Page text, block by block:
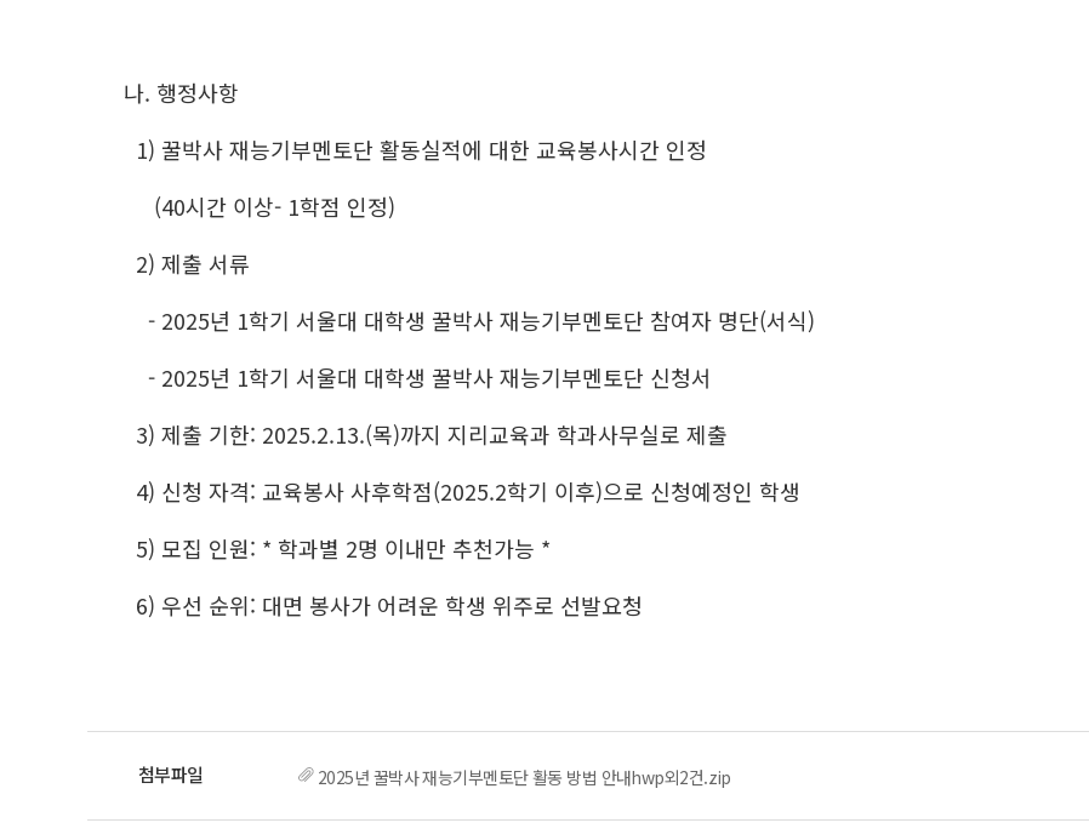
나. 행정사항
1) 꿀박사 재능기부멘토단 활동실적에 대한 교육봉사시간 인정
(40시간 이상- 1학점 인정)
2) 제출 서류
- 2025년 1학기 서울대 대학생 꿀박사 재능기부멘토단 참여자 명단(서식)
- 2025년 1학기 서울대 대학생 꿀박사 재능기부멘토단 신청서
3) 제출 기한: 2025.2.13.(목)까지 지리교육과 학과사무실로 제출
4) 신청 자격: 교육봉사 사후학점(2025.2학기 이후)으로 신청예정인 학생
5) 모집 인원: * 학과별 2명 이내만 추천가능 *
6) 우선 순위: 대면 봉사가 어려운 학생 위주로 선발요청
2025년 꿀박사 재능기부멘토단 활동 방법 안내hwp외2건.zip